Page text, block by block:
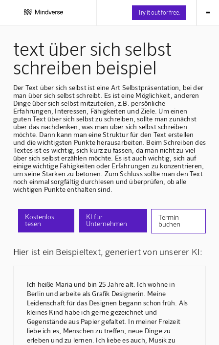
Try it out for free. ≡
text über sich selbst
schreiben beispiel
Der Text über sich selbst ist eine Art Selbstpräsentation, bei der
man über sich selbst schreibt. Es ist eine Möglichkeit, anderen
Dinge über sich selbst mitzuteilen, z.B. persönliche
Erfahrungen, Interessen, Fähigkeiten und Ziele. Um einen
guten Text über sich selbst zu schreiben, sollte man zunächst
über das nachdenken, was man über sich selbst schreiben
möchte. Dann kann man eine Struktur für den Text erstellen
und die wichtigsten Punkte herausarbeiten. Beim Schreiben des
Textes ist es wichtig, sich kurz zu fassen, da man nicht zu viel
über sich selbst erzählen möchte. Es ist auch wichtig, sich auf
einige wichtige Fähigkeiten oder Erfahrungen zu konzentrieren,
um seine Stärken zu betonen. Zum Schluss sollte man den Text
noch einmal sorgfältig durchlesen und überprüfen, ob alle
wichtigen Punkte enthalten sind.
Kostenlos
tesen
KI für
Unternehmen
Termin
buchen
Hier ist ein Beispieltext, generiert von unserer KI:
Ich heiße Maria und bin 25 Jahre alt. Ich wohne in
Berlin und arbeite als Grafik Designerin. Meine
Leidenschaft für das Designen begann schon früh. Als
kleines Kind habe ich gerne gezeichnet und
Gegenstände aus Papier gefaltet. In meiner Freizeit
liebe ich es, Menschen zu treffen, neue Dinge zu
erleben und zu lernen. Ich liebe es auch, Musik zu